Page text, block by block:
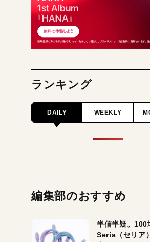
ランキング
DAILY WEEKLY
編集部のおすすめ
半信半疑。100
Seria（セリア